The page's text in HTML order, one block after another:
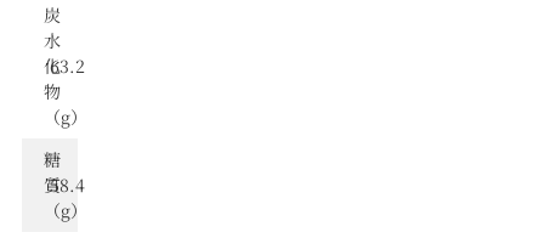
炭
⽔
化
物
（g）
63.2
糖
質
（g）
58.4